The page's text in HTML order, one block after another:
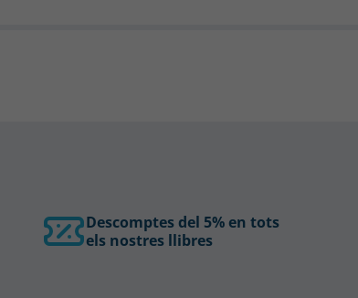
Descomptes del 5% en tots
els nostres llibres